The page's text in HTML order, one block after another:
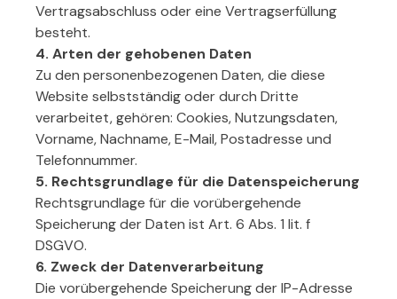
Vertragsabschluss oder eine Vertragserfüllung
besteht.
4. Arten der gehobenen Daten
Zu den personenbezogenen Daten, die diese
Website selbstständig oder durch Dritte
verarbeitet, gehören: Cookies, Nutzungsdaten,
Vorname, Nachname, E-Mail, Postadresse und
Telefonnummer.
5. Rechtsgrundlage für die Datenspeicherung
Rechtsgrundlage für die vorübergehende
Speicherung der Daten ist Art. 6 Abs. 1 lit. f
DSGVO.
6. Zweck der Datenverarbeitung
Die vorübergehende Speicherung der IP-Adresse